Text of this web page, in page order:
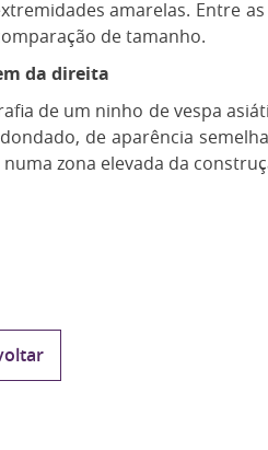
amarelas. Entre
de tamanho.
da direita
de um ninho de vespa
de aparência
zona elevada da